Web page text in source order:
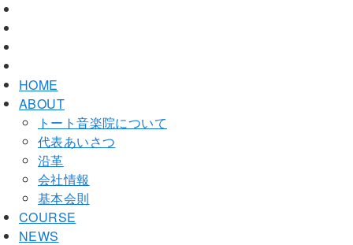
HOME
ABOUT
トート音楽院について
代表あいさつ
沿革
会社情報
基本会則
COURSE
NEWS